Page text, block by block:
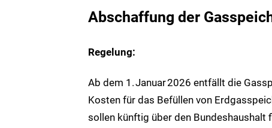
Abschaffung der
Regelung:
Ab dem 1.Januar2026 entfällt die
Kosten für das Befüllen von
sollen künftig über den Bundeshaushalt